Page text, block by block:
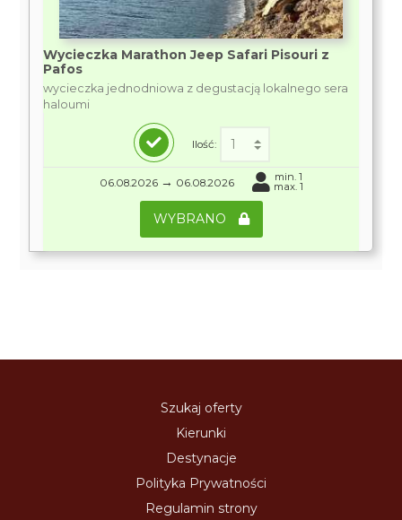
Wycieczka Marathon Jeep Safari Pisouri z
Pafos
wycieczka jednodniowa z degustacją lokalnego sera
haloumi
Ilość:
06.08.2026 → 06.08.2026 min. 1
max. 1
WYBRANO
Szukaj oferty
Kierunki
Destynacje
Polityka Prywatności
Regulamin strony